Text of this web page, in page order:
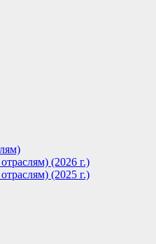
(2026 г.)
(2025 г.)